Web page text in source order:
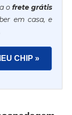
o frete grátis
em casa, e
CHIP »